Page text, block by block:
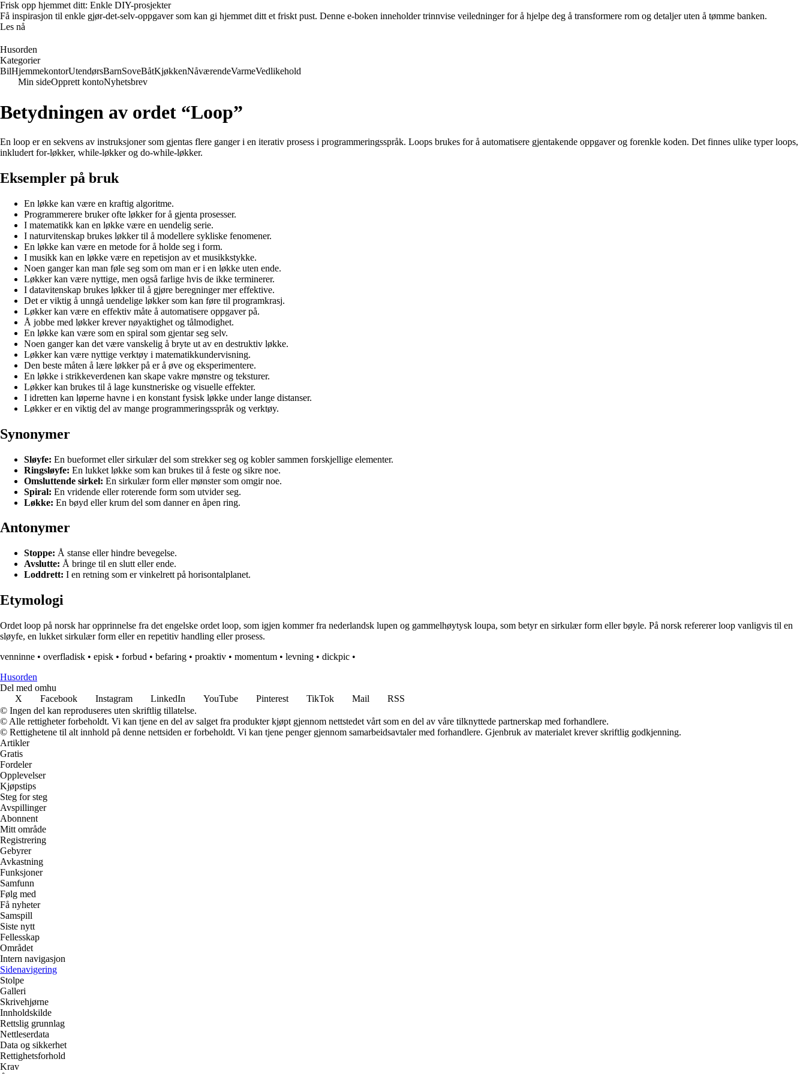
Frisk opp hjemmet ditt: Enkle DIY-prosjekter
Få inspirasjon til enkle gjør-det-selv-oppgaver som kan gi hjemmet ditt et friskt pust. Denne e-boken inneholder trinnvise veiledninger for å hjelpe deg å transformere rom og detaljer uten å tømme banken.
Les nå
Husorden
Kategorier
BilHjemmekontorUtendørsBarnSoveBåtKjøkkenNåværendeVarmeVedlikehold
Min sideOpprett kontoNyhetsbrev
Betydningen av ordet “Loop”
En loop er en sekvens av instruksjoner som gjentas flere ganger i en iterativ prosess i programmeringsspråk. Loops brukes for å automatisere gjentakende oppgaver og forenkle koden. Det finnes ulike typer loops,
inkludert for-løkker, while-løkker og do-while-løkker.
Eksempler på bruk
En løkke kan være en kraftig algoritme.
Programmerere bruker ofte løkker for å gjenta prosesser.
I matematikk kan en løkke være en uendelig serie.
I naturvitenskap brukes løkker til å modellere sykliske fenomener.
En løkke kan være en metode for å holde seg i form.
I musikk kan en løkke være en repetisjon av et musikkstykke.
Noen ganger kan man føle seg som om man er i en løkke uten ende.
Løkker kan være nyttige, men også farlige hvis de ikke terminerer.
I datavitenskap brukes løkker til å gjøre beregninger mer effektive.
Det er viktig å unngå uendelige løkker som kan føre til programkrasj.
Løkker kan være en effektiv måte å automatisere oppgaver på.
Å jobbe med løkker krever nøyaktighet og tålmodighet.
En løkke kan være som en spiral som gjentar seg selv.
Noen ganger kan det være vanskelig å bryte ut av en destruktiv løkke.
Løkker kan være nyttige verktøy i matematikkundervisning.
Den beste måten å lære løkker på er å øve og eksperimentere.
En løkke i strikkeverdenen kan skape vakre mønstre og teksturer.
Løkker kan brukes til å lage kunstneriske og visuelle effekter.
I idretten kan løperne havne i en konstant fysisk løkke under lange distanser.
Løkker er en viktig del av mange programmeringsspråk og verktøy.
Synonymer
Sløyfe: En bueformet eller sirkulær del som strekker seg og kobler sammen forskjellige elementer.
Ringsløyfe: En lukket løkke som kan brukes til å feste og sikre noe.
Omsluttende sirkel: En sirkulær form eller mønster som omgir noe.
Spiral: En vridende eller roterende form som utvider seg.
Løkke: En bøyd eller krum del som danner en åpen ring.
Antonymer
Stoppe: Å stanse eller hindre bevegelse.
Avslutte: Å bringe til en slutt eller ende.
Loddrett: I en retning som er vinkelrett på horisontalplanet.
Etymologi
Ordet loop på norsk har opprinnelse fra det engelske ordet loop, som igjen kommer fra nederlandsk lupen og gammelhøytysk loupa, som betyr en sirkulær form eller bøyle. På norsk refererer loop vanligvis til en
sløyfe, en lukket sirkulær form eller en repetitiv handling eller prosess.
venninne • overfladisk • episk • forbud • befaring • proaktiv • momentum • levning • dickpic •
Husorden
Del med omhu
X
Facebook Instagram LinkedIn YouTube Pinterest TikTok Mail
RSS
© Ingen del kan reproduseres uten skriftlig tillatelse.
© Alle rettigheter forbeholdt. Vi kan tjene en del av salget fra produkter kjøpt gjennom nettstedet vårt som en del av våre tilknyttede partnerskap med forhandlere.
© Rettighetene til alt innhold på denne nettsiden er forbeholdt. Vi kan tjene penger gjennom samarbeidsavtaler med forhandlere. Gjenbruk av materialet krever skriftlig godkjenning.
Artikler
Gratis
Fordeler
Opplevelser
Kjøpstips
Steg for steg
Avspillinger
Abonnent
Mitt område
Registrering
Gebyrer
Avkastning
Funksjoner
Samfunn
Følg med
Få nyheter
Samspill
Siste nytt
Fellesskap
Området
Intern navigasjon
Sidenavigering
Stolpe
Galleri
Skrivehjørne
Innholdskilde
Rettslig grunnlag
Nettleserdata
Data og sikkerhet
Rettighetsforhold
Krav